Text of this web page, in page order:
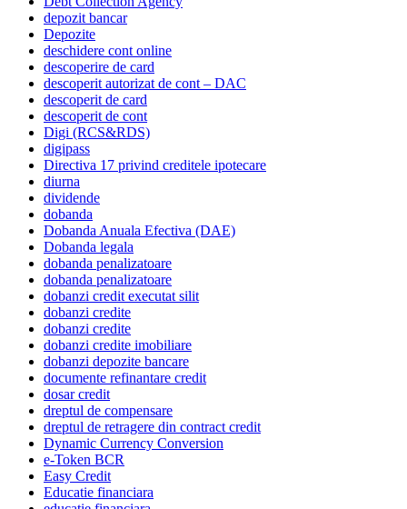
depozit bancar
Depozite
deschidere cont online
descoperire de card
descoperit autorizat de cont – DAC
descoperit de card
descoperit de cont
Digi (RCS&RDS)
digipass
Directiva 17 privind creditele ipotecare
diurna
dividende
dobanda
Dobanda Anuala Efectiva (DAE)
Dobanda legala
dobanda penalizatoare
dobanda penalizatoare
dobanzi credit executat silit
dobanzi credite
dobanzi credite
dobanzi credite imobiliare
dobanzi depozite bancare
documente refinantare credit
dosar credit
dreptul de compensare
dreptul de retragere din contract credit
Dynamic Currency Conversion
e-Token BCR
Easy Credit
Educatie financiara